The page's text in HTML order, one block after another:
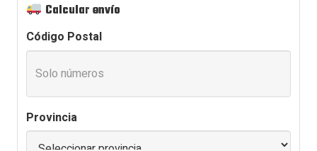
Calcular envío
Código Postal
Provincia